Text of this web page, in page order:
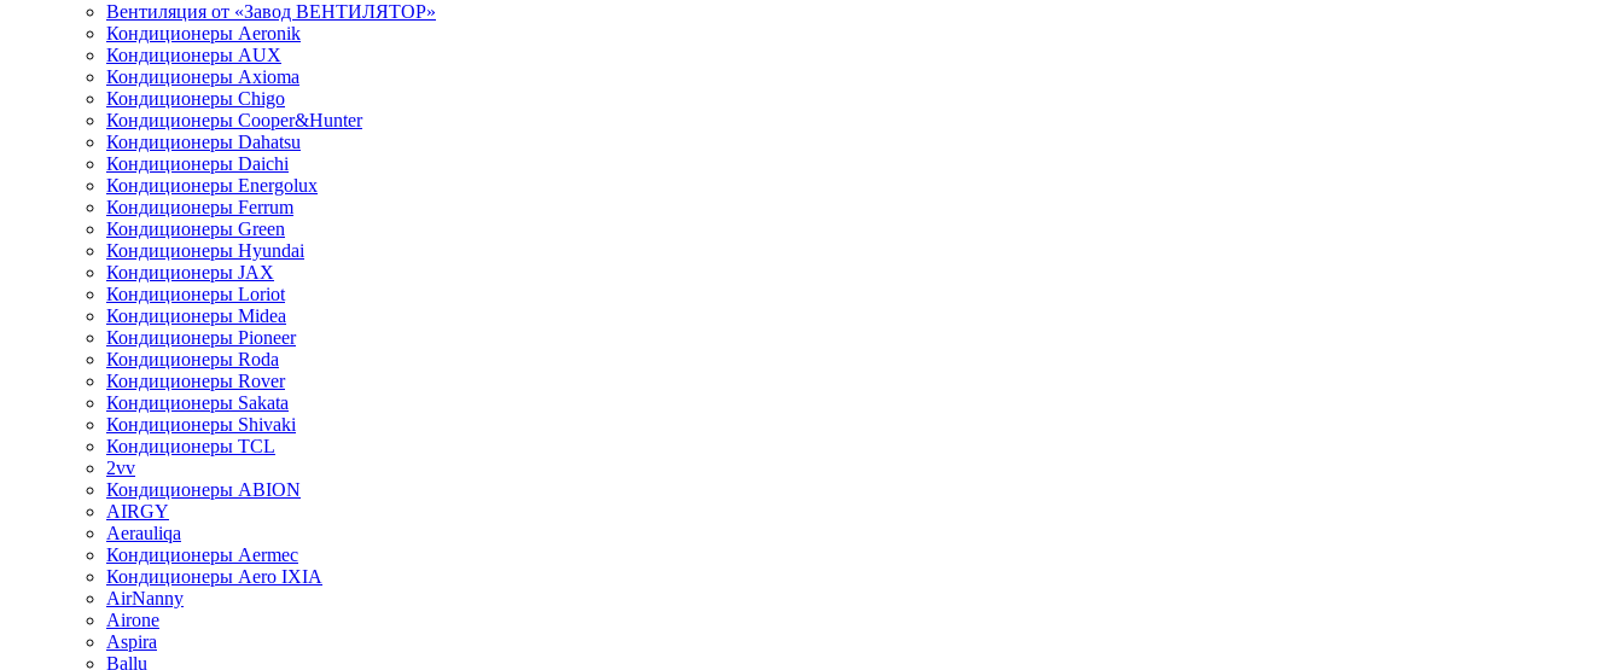
Вентиляция от «Завод ВЕНТИЛЯТОР»
Кондиционеры Aeronik
Кондиционеры AUX
Кондиционеры Axioma
Кондиционеры Chigo
Кондиционеры Cooper&Hunter
Кондиционеры Dahatsu
Кондиционеры Daichi
Кондиционеры Energolux
Кондиционеры Ferrum
Кондиционеры Green
Кондиционеры Hyundai
Кондиционеры JAX
Кондиционеры Loriot
Кондиционеры Midea
Кондиционеры Pioneer
Кондиционеры Roda
Кондиционеры Rover
Кондиционеры Sakata
Кондиционеры Shivaki
Кондиционеры TCL
2vv
Кондиционеры ABION
AIRGY
Aerauliqa
Кондиционеры Aermec
Кондиционеры Aero IXIA
AirNanny
Airone
Aspira
Ballu